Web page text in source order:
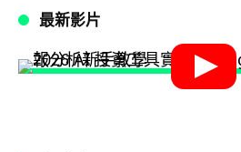
最新影片